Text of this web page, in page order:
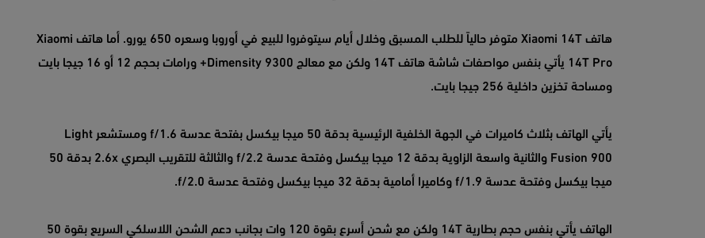
هاتف Xiaomi 14T متوفر حالياً للطلب المسبق وخلال أيام سيتوفروا للبيع في أوروبا وسعره 650 يورو. أما هاتف Xiaomi
14T Pro يأتي بنفس مواصفات شاشة هاتف 14T ولكن مع معالج Dimensity 9300+ ورامات بحجم 12 أو 16 جيجا بايت
ومساحة تخزين داخلية 256 جيجا بايت.
يأتي الهاتف بثلاث كاميرات في الجهة الخلفية الرئيسية بدقة 50 ميجا بيكسل بفتحة عدسة f/1.6 ومستشعر Light
Fusion 900 والثانية واسعة الزاوية بدقة 12 ميجا بيكسل وفتحة عدسة f/2.2 والثالثة للتقريب البصري 2.6x بدقة 50
ميجا بيكسل وفتحة عدسة f/1.9 وكاميرا أمامية بدقة 32 ميجا بيكسل وفتحة عدسة f/2.0.
الهاتف يأتي بنفس حجم بطارية 14T ولكن مع شحن أسرع بقوة 120 وات بجانب دعم الشحن اللاسلكي السريع بقوة 50